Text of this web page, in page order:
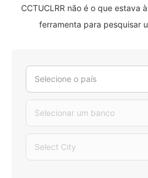
CCTUCLRR não é o que estava
ferramenta para pesquisar
Selecione o país
Selecionar um banco
Select City